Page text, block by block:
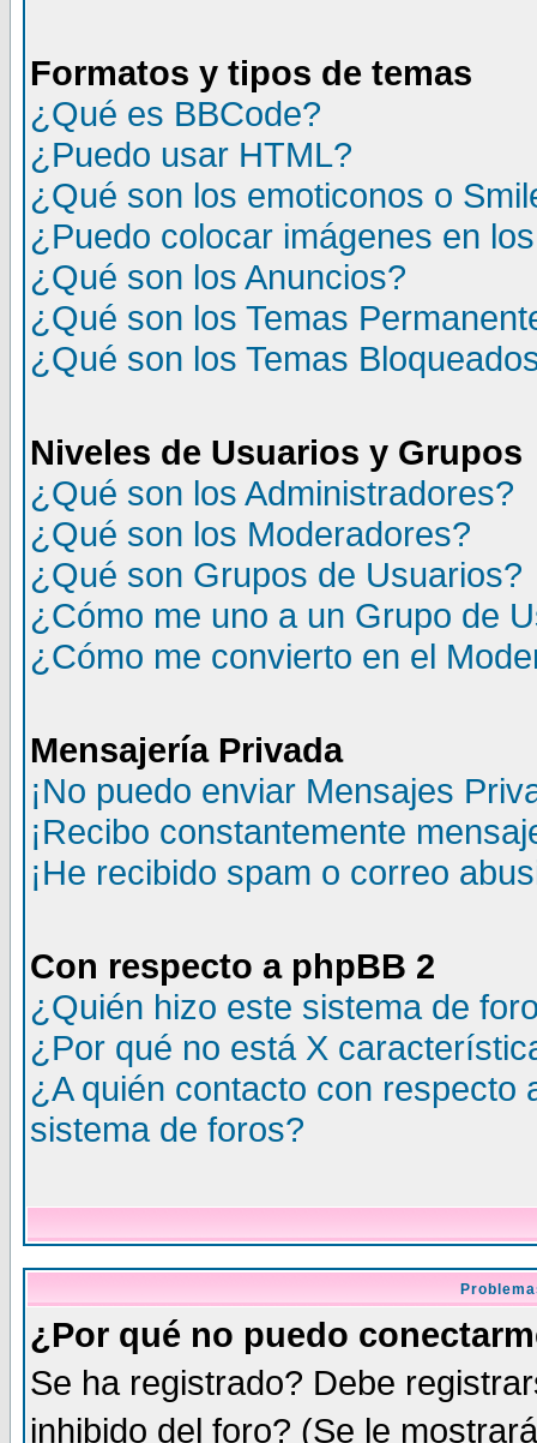
Formatos y tipos de temas
¿Qué es BBCode?
¿Puedo usar HTML?
¿Qué son los emoticonos o
¿Puedo colocar imágenes en
¿Qué son los Anuncios?
¿Qué son los Temas
¿Qué son los Temas
Niveles de Usuarios y Grupos
¿Qué son los Administradores?
¿Qué son los Moderadores?
¿Qué son Grupos de Usuarios?
¿Cómo me uno a un Grupo de
¿Cómo me convierto en el
Mensajería Privada
¡No puedo enviar Mensajes
¡Recibo constantemente
¡He recibido spam o correo
Con respecto a phpBB 2
¿Quién hizo este sistema de
¿Por qué no está X
¿A quién contacto con
sistema de foros?
¿Por qué no puedo
Se ha registrado? Debe
inhibido del foro? (Se le